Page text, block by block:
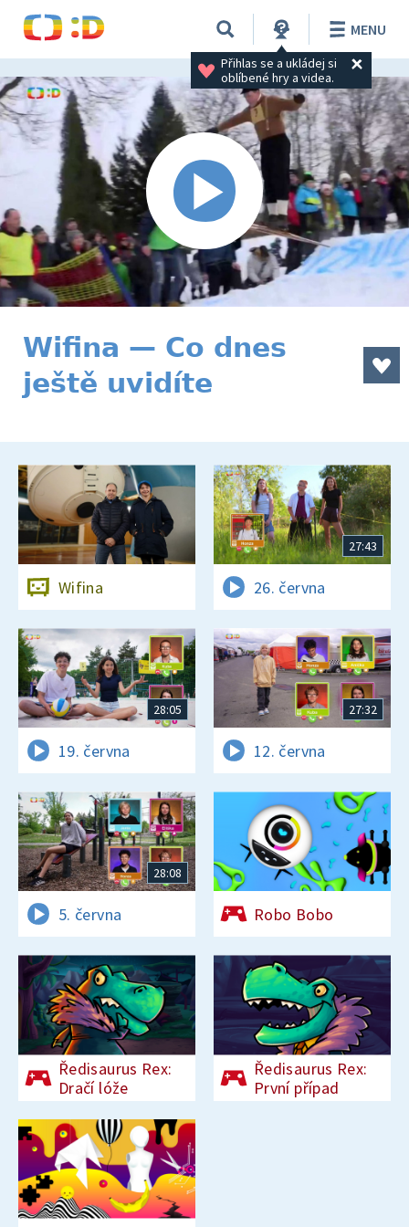
Přihlas se a ukládej si
oblíbené hry a videa.
MENU
Wifina — Co dnes
ještě uvidíte
Wifina
27:43
26. června
28:05
19. června
27:32
12. června
28:08
5. června Robo Bobo
Ředisaurus Rex:
Dračí lóže
Ředisaurus Rex:
První případ